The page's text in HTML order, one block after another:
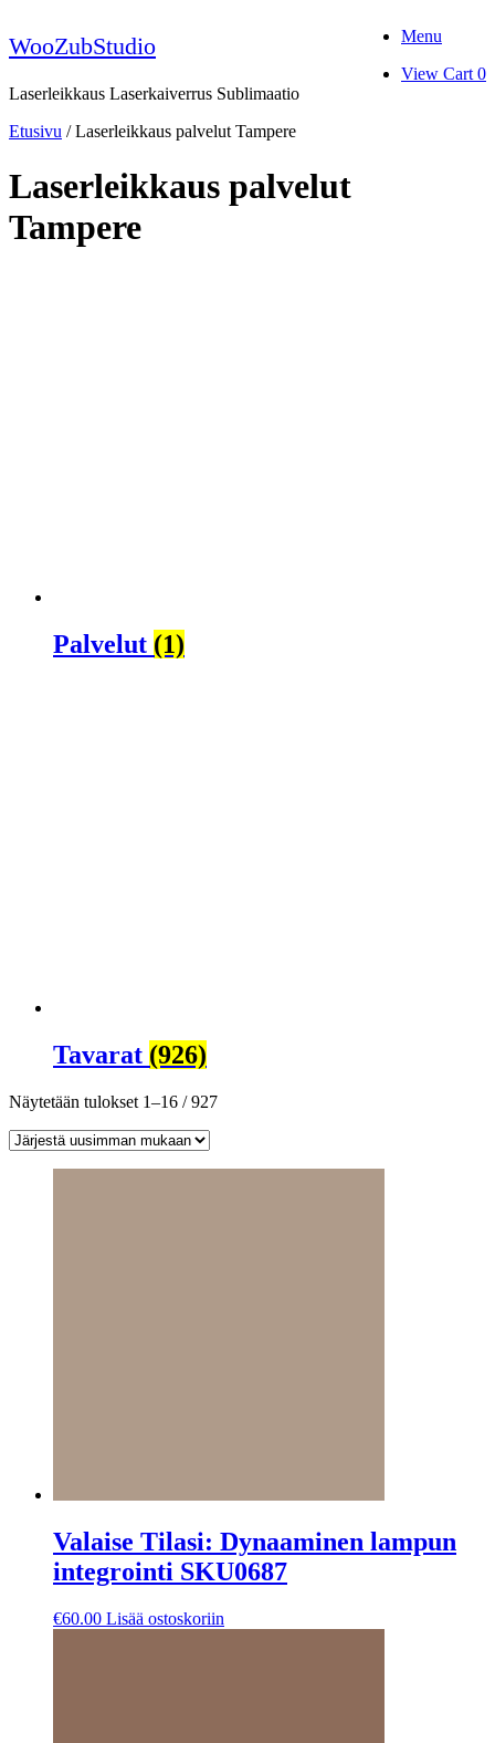
to
content
WooZubStudio
Laserleikkaus Laserkaiverrus Sublimaatio
Menu
View
View Cart 0
Etusivu / Laserleikkaus palvelut Tampere
Laserleikkaus palvelut
Tampere
Palvelut (1)
Tavarat (926)
Näytetään tulokset 1–16 / 927Sorted
Valaise Tilasi: Dynaaminen lampun
integrointi SKU0687
€60.00 Lisää ostoskoriin